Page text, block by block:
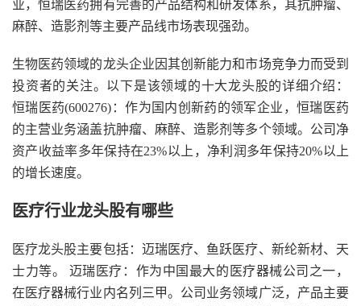
业，恒瑞医药拥有完善的产品结构和研发体系，其抗肿瘤、
麻醉、造影剂等主要产品线市场表现强劲。
生物医药领域的龙头企业因其创新能力和市场竞争力而受到
投资者的关注。以下是该领域的十大龙头股的详细介绍：
恒瑞医药(600276)：作为国内创新药的领军企业，恒瑞医药
的主营业务涵盖抗肿瘤、麻醉、造影剂等多个领域。公司净
资产收益率多年保持在23%以上，净利润多年保持20%以上
的增长速度。
医疗行业龙头股有哪些
医疗龙头股主要包括：迈瑞医疗、鱼跃医疗、新纶新材、天
士力等。 迈瑞医疗：作为中国最大的医疗器械公司之一，
在医疗器械行业内名列三甲。公司业务领域广泛，产品主要